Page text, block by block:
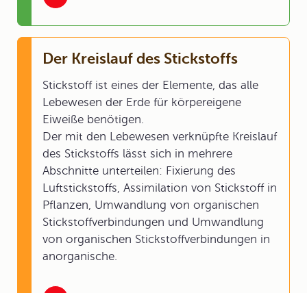
Der Kreislauf des Stickstoffs
Stickstoff ist eines der Elemente, das alle
Lebewesen der Erde für körpereigene
Eiweiße benötigen.
Der mit den Lebewesen verknüpfte Kreislauf
des Stickstoffs lässt sich in mehrere
Abschnitte unterteilen: Fixierung des
Luftstickstoffs, Assimilation von Stickstoff in
Pflanzen, Umwandlung von organischen
Stickstoffverbindungen und Umwandlung
von organischen Stickstoffverbindungen in
anorganische.